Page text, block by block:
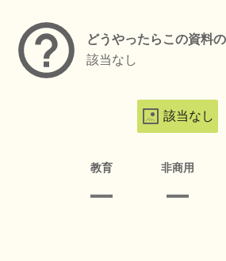
どうやったらこの資料
該当なし
該当なし
教育 非商用